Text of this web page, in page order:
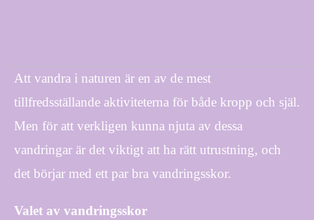
Att vandra i naturen är en av de mest
tillfredsställande aktiviteterna för både kropp och själ.
Men för att verkligen kunna njuta av dessa
vandringar är det viktigt att ha rätt utrustning, och
det börjar med ett par bra vandringsskor.
Valet av vandringsskor